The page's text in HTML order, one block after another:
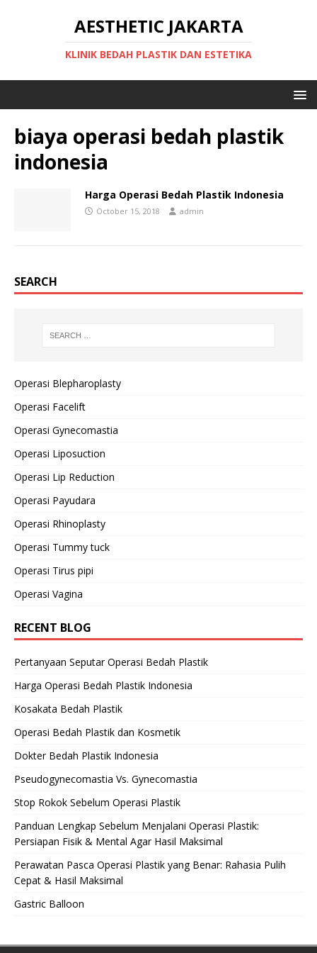
AESTHETIC JAKARTA
KLINIK BEDAH PLASTIK DAN ESTETIKA
biaya operasi bedah plastik
indonesia
Harga Operasi Bedah Plastik Indonesia
October 15, 2018 admin
SEARCH
Operasi Blepharoplasty
Operasi Facelift
Operasi Gynecomastia
Operasi Liposuction
Operasi Lip Reduction
Operasi Payudara
Operasi Rhinoplasty
Operasi Tummy tuck
Operasi Tirus pipi
Operasi Vagina
RECENT BLOG
Pertanyaan Seputar Operasi Bedah Plastik
Harga Operasi Bedah Plastik Indonesia
Kosakata Bedah Plastik
Operasi Bedah Plastik dan Kosmetik
Dokter Bedah Plastik Indonesia
Pseudogynecomastia Vs. Gynecomastia
Stop Rokok Sebelum Operasi Plastik
Panduan Lengkap Sebelum Menjalani Operasi Plastik:
Persiapan Fisik & Mental Agar Hasil Maksimal
Perawatan Pasca Operasi Plastik yang Benar: Rahasia Pulih
Cepat & Hasil Maksimal
Gastric Balloon